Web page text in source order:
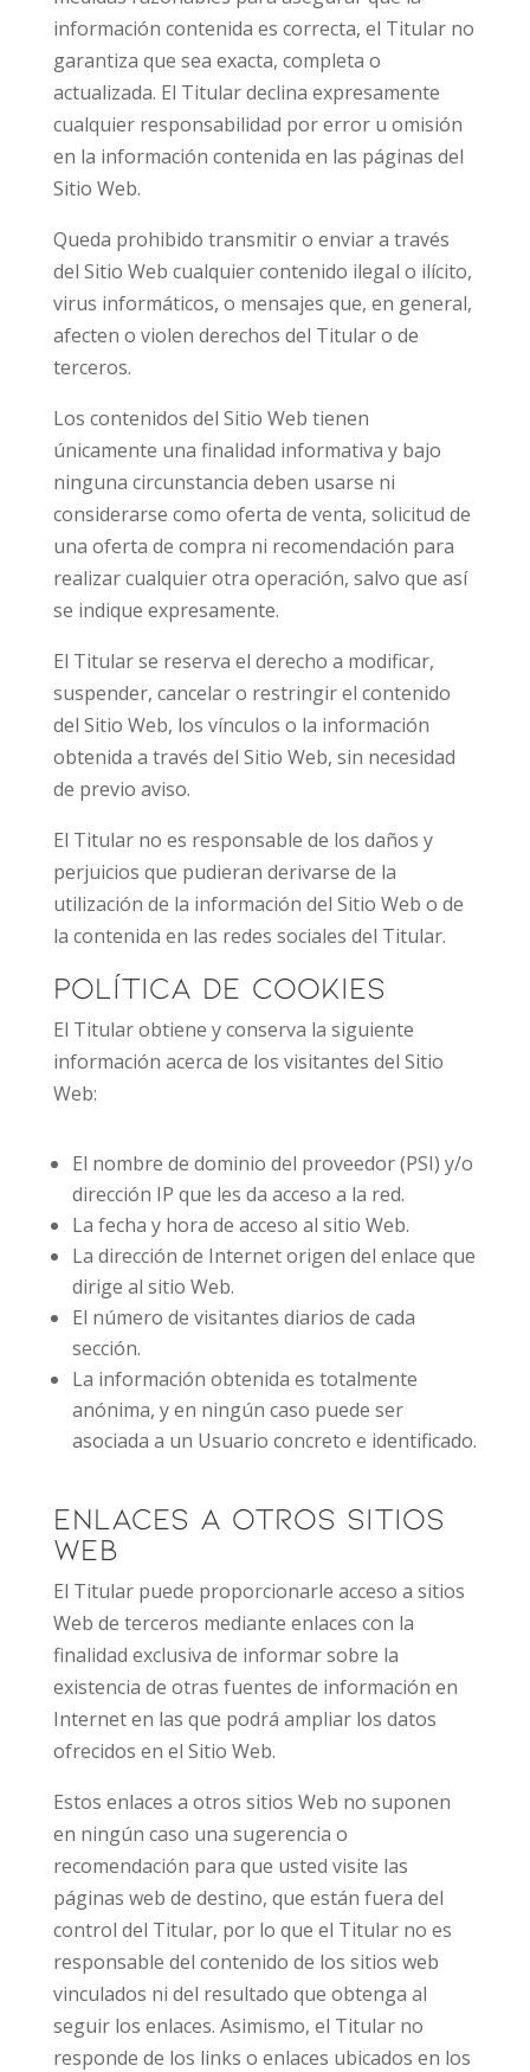
información contenida es correcta, el Titular no
garantiza que sea exacta, completa o
actualizada. El Titular declina expresamente
cualquier responsabilidad por error u omisión
en la información contenida en las páginas del
Sitio Web.
Queda prohibido transmitir o enviar a través
del Sitio Web cualquier contenido ilegal o ilícito,
virus informáticos, o mensajes que, en general,
afecten o violen derechos del Titular o de
terceros.
Los contenidos del Sitio Web tienen
únicamente una finalidad informativa y bajo
ninguna circunstancia deben usarse ni
considerarse como oferta de venta, solicitud de
una oferta de compra ni recomendación para
realizar cualquier otra operación, salvo que así
se indique expresamente.
El Titular se reserva el derecho a modificar,
suspender, cancelar o restringir el contenido
del Sitio Web, los vínculos o la información
obtenida a través del Sitio Web, sin necesidad
de previo aviso.
El Titular no es responsable de los daños y
perjuicios que pudieran derivarse de la
utilización de la información del Sitio Web o de
la contenida en las redes sociales del Titular.
Política de cookies
El Titular obtiene y conserva la siguiente
información acerca de los visitantes del Sitio
Web:
El nombre de dominio del proveedor (PSI) y/o
dirección IP que les da acceso a la red.
La fecha y hora de acceso al sitio Web.
La dirección de Internet origen del enlace que
dirige al sitio Web.
El número de visitantes diarios de cada
sección.
La información obtenida es totalmente
anónima, y en ningún caso puede ser
asociada a un Usuario concreto e identificado.
Enlaces a otros sitios
Web
El Titular puede proporcionarle acceso a sitios
Web de terceros mediante enlaces con la
finalidad exclusiva de informar sobre la
existencia de otras fuentes de información en
Internet en las que podrá ampliar los datos
ofrecidos en el Sitio Web.
Estos enlaces a otros sitios Web no suponen
en ningún caso una sugerencia o
recomendación para que usted visite las
páginas web de destino, que están fuera del
control del Titular, por lo que el Titular no es
responsable del contenido de los sitios web
vinculados ni del resultado que obtenga al
seguir los enlaces. Asimismo, el Titular no
responde de los links o enlaces ubicados en los